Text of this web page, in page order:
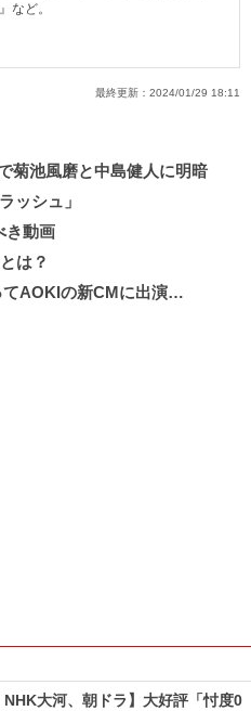
など。
最終更新： 2024/01/29 18:11
菊池風磨と中島健人に明暗
ッシュ」
き動画
は？
てAOKIの新CMに出演…
NHK大河、朝ドラ】大好評「忖度0